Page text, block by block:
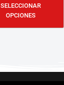
SELECCIONAR
OPCIONES